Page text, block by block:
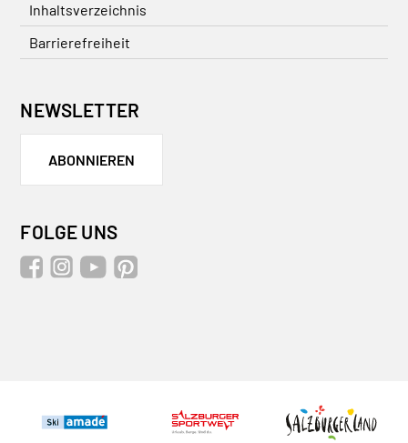
Inhaltsverzeichnis
Barrierefreiheit
NEWSLETTER
ABONNIEREN
FOLGE UNS